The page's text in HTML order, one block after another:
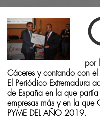
por
Cáceres y contando con
El Periódico Extremadura
de España en la que
empresas más y en la que
PYME DEL AÑO 2019.